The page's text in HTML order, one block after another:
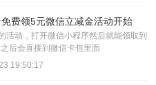
费领5元微信立减金活动开始
活动，打开微信小程序然后就能领取到
后会直接到微信卡包里面
19:50:17